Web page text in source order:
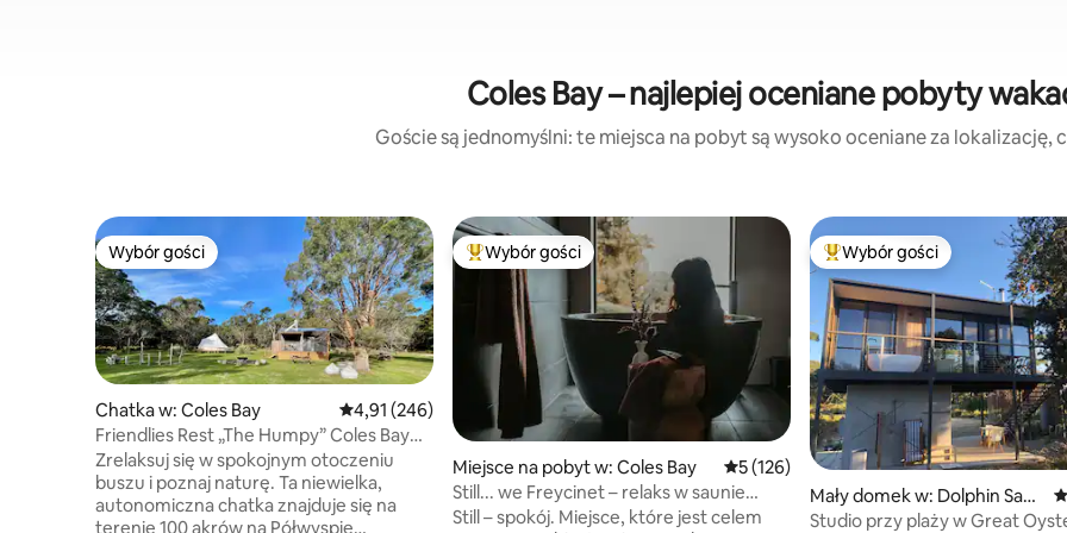
Coles Bay – najlepiej oceniane pobyty
Goście są jednomyślni: te miejsca na pobyt są wysoko oceniane za lokalizację,
Wybór gości
Wybór gości
Chatka w: Coles Bay Średnia ocena: 4,91 na 5, liczba recenzji: 246
4,91 (246)
Friendlies Rest „The Humpy” Coles Bay
Freycinet
Zrelaksuj się w spokojnym otoczeniu
buszu i poznaj naturę. Ta niewielka,
autonomiczna chatka znajduje się na
terenie 100 akrów na Półwyspie
Najpopularniejsze z kategorii Wybór gości
Wybór gości
Miejsce na pobyt w: Coles Bay Średnia ocena: 5 na 5, liczba recenzji: 126
5 (126)
Still... we Freycinet – relaks w saunie
skandynawskiej
Still – spokój. Miejsce, które jest celem
Najpopularniejsze z kategorii
Wybór gości
Mały domek w: Dolphin Sand
s
Studio przy plaży w Great